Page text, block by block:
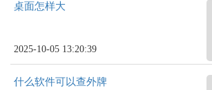
桌面怎样大
2025-10-05 13:20:39
什么软件可以查外牌